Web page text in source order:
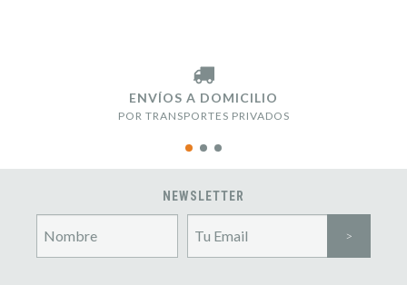
ENVÍOS A DOMICILIO
POR TRANSPORTES PRIVADOS
NEWSLETTER